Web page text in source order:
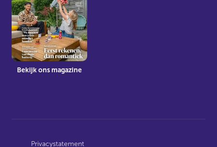
Bekijk ons magazine
Privacystatement